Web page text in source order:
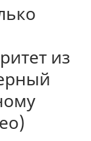
из